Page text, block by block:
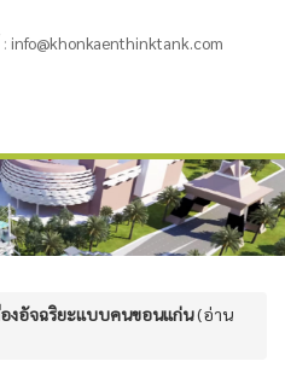
info@khonkaenthinktank.com
มืองอัจฉริยะแบบคนขอนแก่น(อ่าน